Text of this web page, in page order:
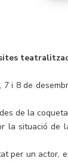
i 8 de
de la
la situació de
per un actor,